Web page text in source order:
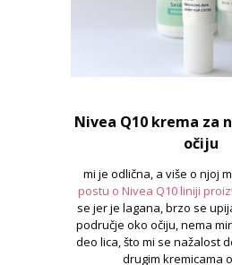
Nivea Q10 krema za
očiju
mi je odlična, a više o njoj
postu o Nivea Q10 liniji
se jer je lagana, brzo se
područje oko očiju, nema
deo lica, što mi se nažalost
drugim kremicama